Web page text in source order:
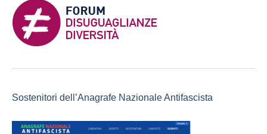
Sostenitori dell’Anagrafe Nazionale Antifascista